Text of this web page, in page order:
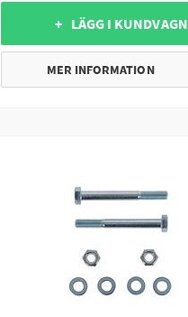
+ LÄGG I KUNDVAGN
MER INFORMATION